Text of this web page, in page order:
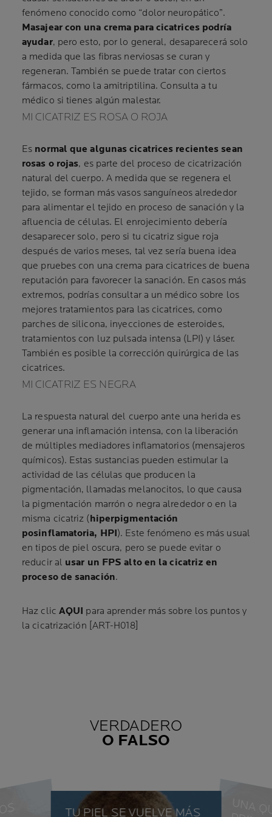
fenómeno conocido como “dolor neuropático”.
Masajear con una crema para cicatrices podría
ayudar, pero esto, por lo general, desaparecerá solo
a medida que las fibras nerviosas se curan y
regeneran. También se puede tratar con ciertos
fármacos, como la amitriptilina. Consulta a tu
médico si tienes algún malestar.
MI CICATRIZ ES ROSA O ROJA
Es normal que algunas cicatrices recientes sean
rosas o rojas, es parte del proceso de cicatrización
natural del cuerpo. A medida que se regenera el
tejido, se forman más vasos sanguíneos alrededor
para alimentar el tejido en proceso de sanación y la
afluencia de células. El enrojecimiento debería
desaparecer solo, pero si tu cicatriz sigue roja
después de varios meses, tal vez sería buena idea
que pruebes con una crema para cicatrices de buena
reputación para favorecer la sanación. En casos más
extremos, podrías consultar a un médico sobre los
mejores tratamientos para las cicatrices, como
parches de silicona, inyecciones de esteroides,
tratamientos con luz pulsada intensa (LPI) y láser.
También es posible la corrección quirúrgica de las
cicatrices.
MI CICATRIZ ES NEGRA
La respuesta natural del cuerpo ante una herida es
generar una inflamación intensa, con la liberación
de múltiples mediadores inflamatorios (mensajeros
químicos). Estas sustancias pueden estimular la
actividad de las células que producen la
pigmentación, llamadas melanocitos, lo que causa
la pigmentación marrón o negra alrededor o en la
misma cicatriz (hiperpigmentación
posinflamatoria, HPI). Este fenómeno es más usual
en tipos de piel oscura, pero se puede evitar o
reducir al usar un FPS alto en la cicatriz en
proceso de sanación.
Haz clic AQUI para aprender más sobre los puntos y
la cicatrización [ART-H018]
VERDADERO
O FALSO
TU PIEL SE VUELVE MÁS